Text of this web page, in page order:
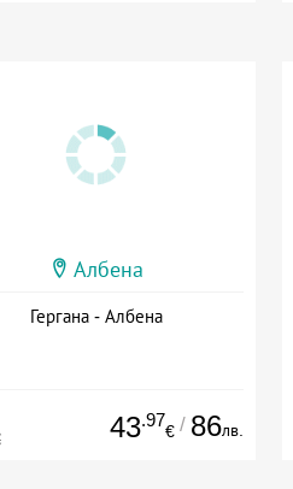
Албена
Гергана - Албена
43.97
€ / 86лв.